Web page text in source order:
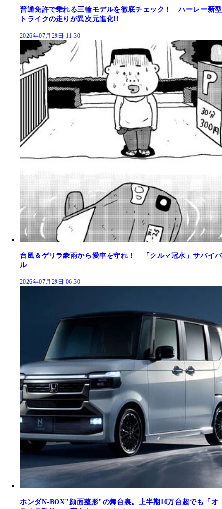
普通免許で乗れる三輪モデルを徹底チェック！ ハーレー新型
トライクの走りが異次元進化!!
2026年07月29日 11:30
台風＆ゲリラ豪雨から愛車を守れ！ 「クルマ冠水」サバイバ
ル
2026年07月29日 06:30
ホンダN-BOX"顔面整形"の舞台裏。上半期10万台超でも「オ